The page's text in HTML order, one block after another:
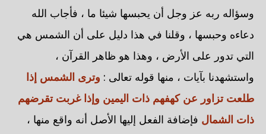
وسؤاله ربه عز وجل أن يحبسها شيئا ما ، فأجاب الله
دعاءه وحبسها ، وقلنا في هذا دليل على أن الشمس هي
التي تدور على الأرض ، وهذا هو ظاهر القرآن ،
واستشهدنا بآيات ، منها قوله تعالى : وترى الشمس إذا
طلعت تزاور عن كهفهم ذات اليمين وإذا غربت تقرضهم
ذات الشمال فإضافة الفعل إليها الأصل أنه واقع منها ،